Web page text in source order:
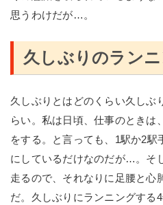
思うわけだが…。
久しぶりのラン
久しぶりとはどのくらい久しぶ
らい。私は日頃、仕事のときは
をする。と言っても、1駅か2
にしているだけなのだが…。そ
走るので、それなりに足腰と心
だ。久しぶりにランニングする